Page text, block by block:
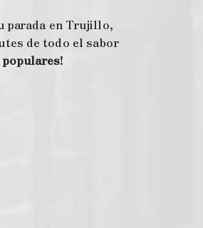
parada en Trujillo,
de todo el sabor
!